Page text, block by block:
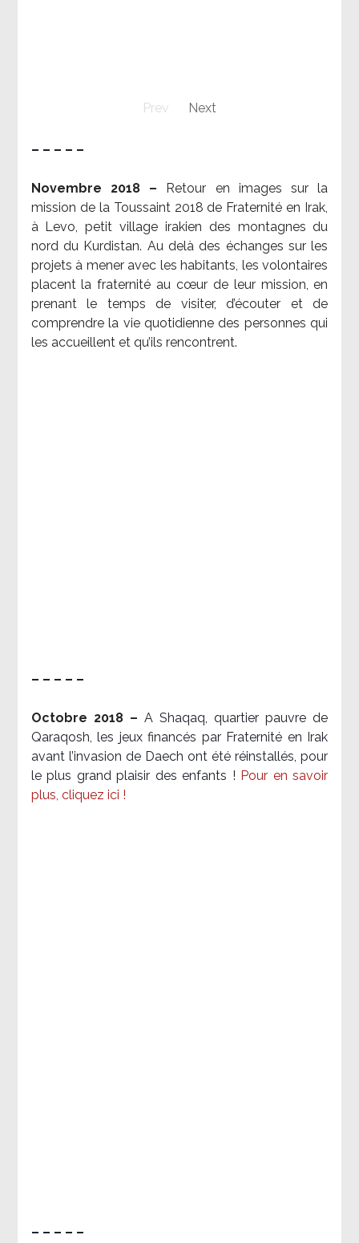
Prev Next
– – – – –
Novembre 2018 –
Retour en images sur la
mission de la Toussaint 2018 de Fraternité en Irak,
à Levo, petit village irakien des montagnes du
nord du Kurdistan. Au delà des échanges sur les
projets à mener avec les habitants, les volontaires
placent la fraternité au cœur de leur mission, en
prenant le temps de visiter, d’écouter et de
comprendre la vie quotidienne des personnes qui
les accueillent et qu’ils rencontrent.
– – – – –
Octobre 2018 – A Shaqaq, quartier pauvre de
Qaraqosh, les jeux financés par Fraternité en Irak​
avant l’invasion de Daech ont été réinstallés, pour
le plus grand plaisir des enfants ! Pour en savoir
plus, cliquez ici !
– – – – –